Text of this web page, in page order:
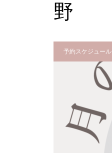
野
予約スケジュール